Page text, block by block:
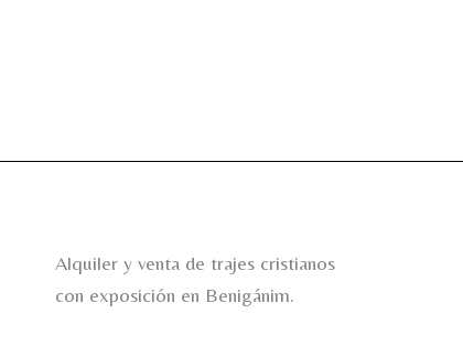
Alquiler y venta de trajes cristianos
con exposición en Benigánim.